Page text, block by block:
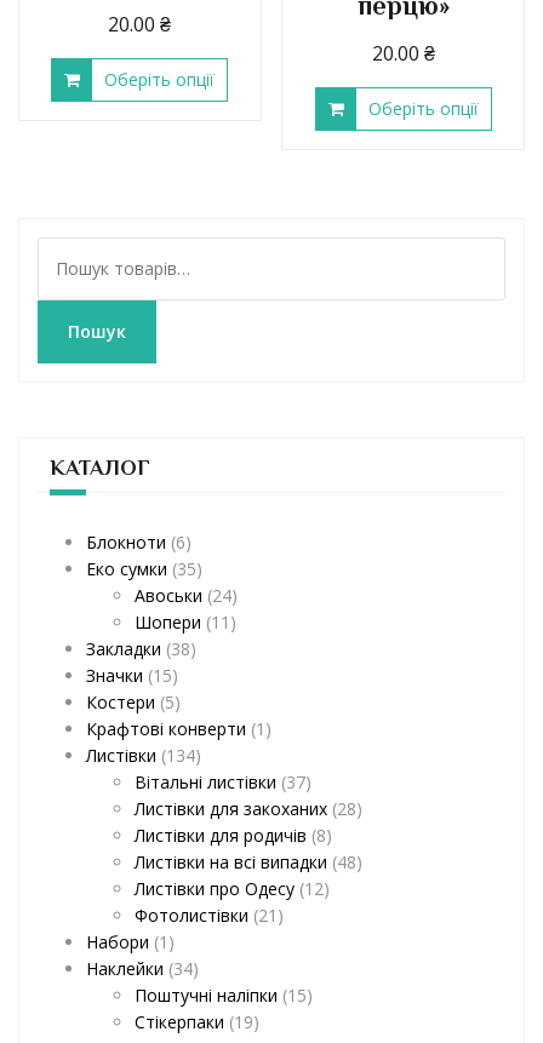
20.00₴
Оберіть опції
20.00 ₴
Оберіть опції
к
Пошук
КАТАЛОГ
Блокноти (6)
Еко сумки (35)
Авоськи (24)
Шопери (11)
Закладки (38)
Значки (15)
Костери (5)
Крафтові конверти (1)
Листівки (134)
Вітальні листівки (37)
Листівки для закоханих (28)
Листівки для родичів (8)
Листівки на всі випадки (48)
Листівки про Одесу (12)
Фотолистівки (21)
Набори (1)
Наклейки (34)
Поштучні наліпки (15)
Стікерпаки (19)